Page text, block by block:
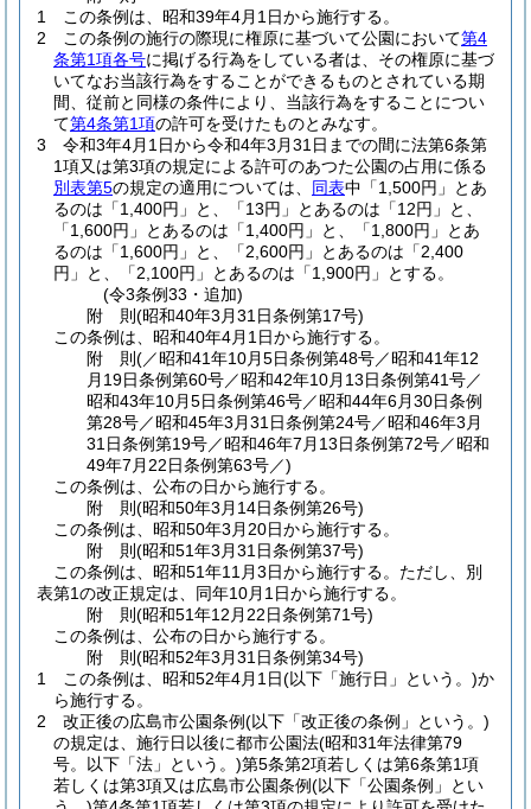
1
この条例は、昭和39年4月1日から施行する。
2
この条例の施行の際現に権原に基づいて公園において第4
条第1項各号に掲げる行為をしている者は、その権原に基づ
いてなお当該行為をすることができるものとされている期
間、従前と同様の条件により、当該行為をすることについ
て第4条第1項の許可を受けたものとみなす。
3
令和3年4月1日から令和4年3月31日までの間に法第6条第
1項又は第3項の規定による許可のあつた公園の占用に係る
別表第5の規定の適用については、 同表中「1,500円」とあ
るのは「1,400円」と、「13円」とあるのは「12円」と、
「1,600円」とあるのは「1,400円」と、「1,800円」とあ
るのは「1,600円」と、「2,600円」とあるのは「2,400
円」と、「2,100円」とあるのは「1,900円」とする。
(令3条例33・追加)
附 則(昭和40年3月31日条例第17号)
この条例は、昭和40年4月1日から施行する。
附 則(／昭和41年10月5日条例第48号／昭和41年12
月19日条例第60号／昭和42年10月13日条例第41号／
昭和43年10月5日条例第46号／昭和44年6月30日条例
第28号／昭和45年3月31日条例第24号／昭和46年3月
31日条例第19号／昭和46年7月13日条例第72号／昭和
49年7月22日条例第63号／)
この条例は、公布の日から施行する。
附 則(昭和50年3月14日条例第26号)
この条例は、昭和50年3月20日から施行する。
附 則(昭和51年3月31日条例第37号)
この条例は、昭和51年11月3日から施行する。 ただし、別
表第1の改正規定は、同年10月1日から施行する。
附 則(昭和51年12月22日条例第71号)
この条例は、公布の日から施行する。
附 則(昭和52年3月31日条例第34号)
1
この条例は、昭和52年4月1日(以下「施行日」という。)か
ら施行する。
2
改正後の広島市公園条例(以下「改正後の条例」という。)
の規定は、施行日以後に都市公園法(昭和31年法律第79
号。以下「法」という。)第5条第2項若しくは第6条第1項
若しくは第3項又は広島市公園条例(以下「公園条例」とい